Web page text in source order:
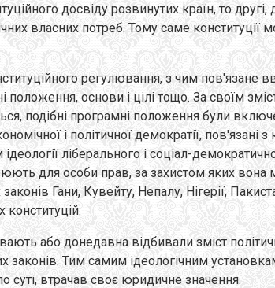
досвіду розвинутих країн, то
власних потреб. Тому саме
регулювання, з чим пов'язане
основи і цілі тощо. За своїм
подібні програмні положення були
і політичної демократії, пов'язані
ліберального і соціал-
для особи прав, за захистом яких вона
Гани, Кувейту, Непалу, Нігерії,
або донедавна відбивали зміст
Тим самим ідеологічним
суті, втрачав своє юридичне значення.